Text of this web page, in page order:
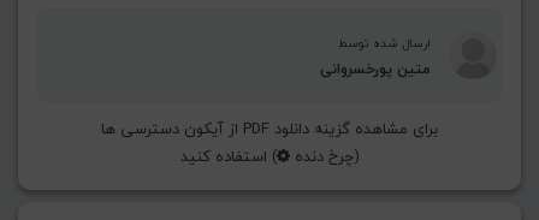
ارسال شده توسط
متین پورخسروانی
برای مشاهده گزینه دانلود PDF از آیکون دسترسی ها
(چرخ دنده ) استفاده کنید